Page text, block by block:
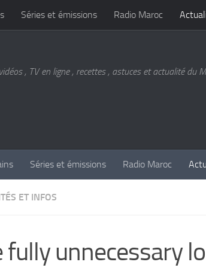
Séries et émissions Radio Maroc
, TV en ligne , recettes , astuces et actualité du
Séries et émissions Radio Maroc
ET INFOS
fully unnecessary